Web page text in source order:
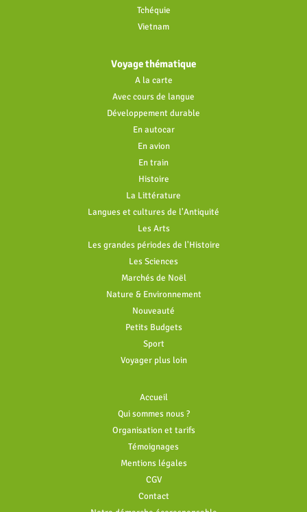
Tchéquie
Vietnam
Voyage thématique
A la carte
Avec cours de langue
Développement durable
En autocar
En avion
En train
Histoire
La Littérature
Langues et cultures de l'Antiquité
Les Arts
Les grandes périodes de l'Histoire
Les Sciences
Marchés de Noël
Nature & Environnement
Nouveauté
Petits Budgets
Sport
Voyager plus loin
Accueil
Qui sommes nous ?
Organisation et tarifs
Témoignages
Mentions légales
CGV
Contact